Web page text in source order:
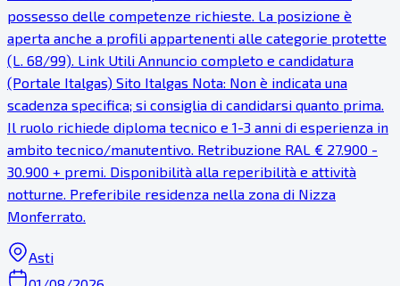
possesso delle competenze richieste. La posizione è
aperta anche a profili appartenenti alle categorie protette
(L. 68/99). Link Utili Annuncio completo e candidatura
(Portale Italgas) Sito Italgas Nota: Non è indicata una
scadenza specifica; si consiglia di candidarsi quanto prima.
Il ruolo richiede diploma tecnico e 1-3 anni di esperienza in
ambito tecnico/manutentivo. Retribuzione RAL € 27.900 -
30.900 + premi. Disponibilità alla reperibilità e attività
notturne. Preferibile residenza nella zona di Nizza
Monferrato.
Asti